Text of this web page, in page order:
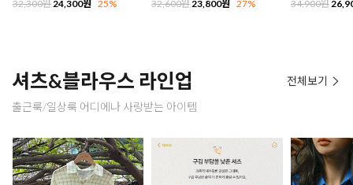
32,300원24,300원 25% 32,600원23,800원 27% 34,900원
셔츠&블라우스 라인업
출근룩/일상룩 어디에나 사랑받는 아이템
전체보기